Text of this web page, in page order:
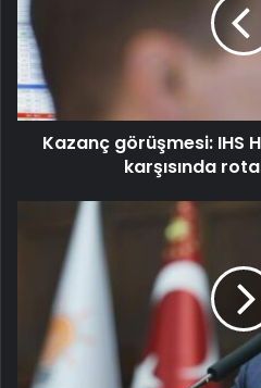
Kazanç görüşmesi: IHS
karşısında